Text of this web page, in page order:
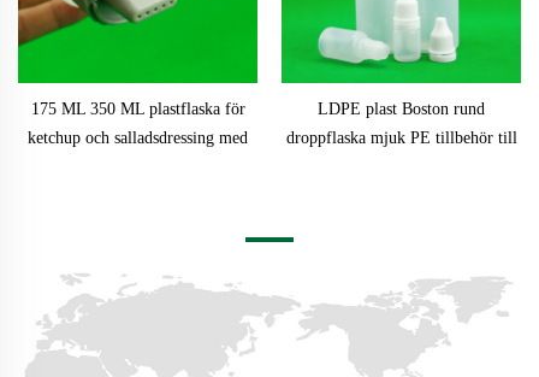
175 ML 350 ML plastflaska för
ketchup och salladsdressing med
LDPE plast Boston rund
droppflaska mjuk PE tillbehör till